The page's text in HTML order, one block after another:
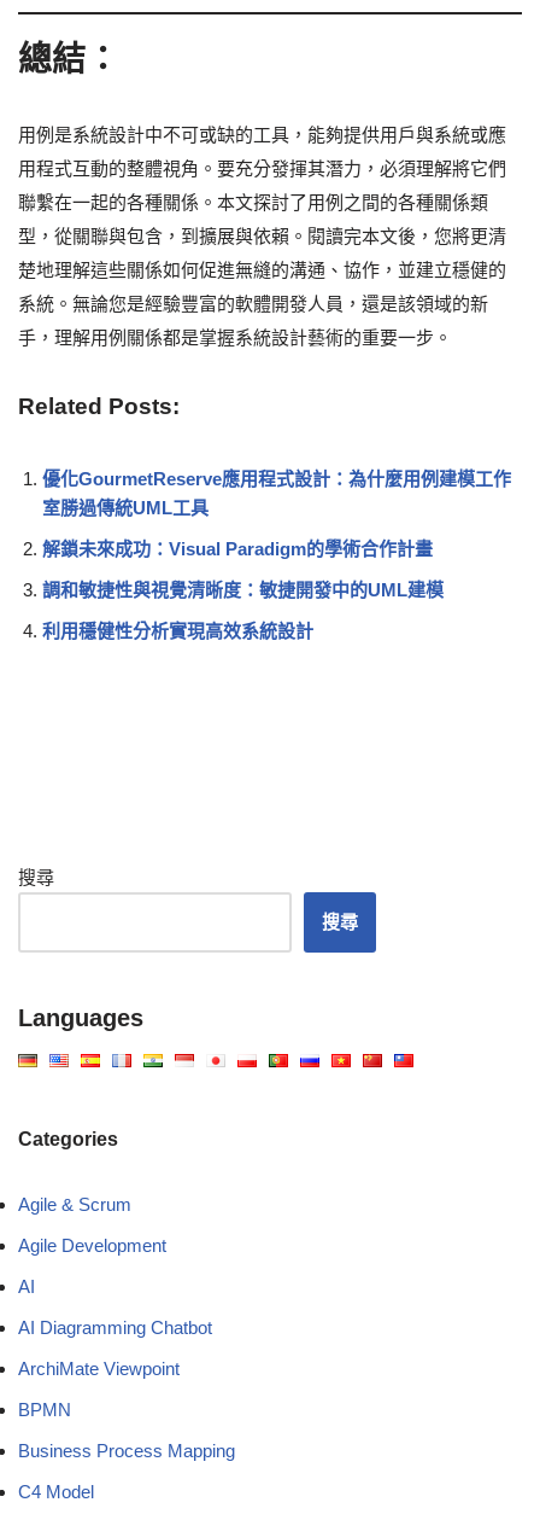
總結：
用例是系統設計中不可或缺的工具，能夠提供用戶與系統或應
用程式互動的整體視角。要充分發揮其潛力，必須理解將它們
聯繫在一起的各種關係。本文探討了用例之間的各種關係類
型，從關聯與包含，到擴展與依賴。閱讀完本文後，您將更清
楚地理解這些關係如何促進無縫的溝通、協作，並建立穩健的
系統。無論您是經驗豐富的軟體開發人員，還是該領域的新
手，理解用例關係都是掌握系統設計藝術的重要一步。
Related Posts:
優化GourmetReserve應用程式設計：為什麼用例建模工作
室勝過傳統UML工具
解鎖未來成功：Visual Paradigm的學術合作計畫
調和敏捷性與視覺清晰度：敏捷開發中的UML建模
利用穩健性分析實現高效系統設計
搜尋
搜尋
Languages
Categories
Agile & Scrum
Agile Development
AI
AI Diagramming Chatbot
ArchiMate Viewpoint
BPMN
Business Process Mapping
C4 Model